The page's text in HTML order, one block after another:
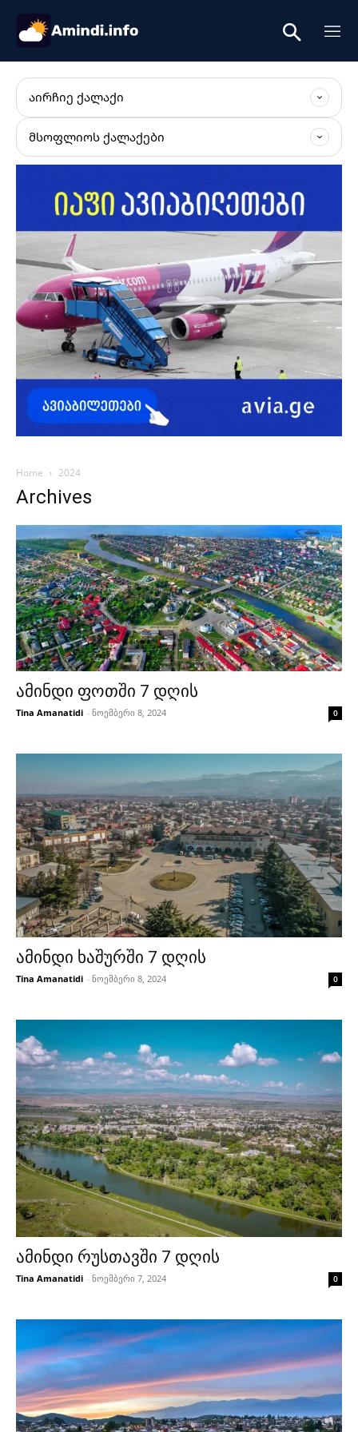
ᲐᲘᲠᲩᲘᲔ ᲥᲐᲚᲐᲥᲘ
ᲛᲡᲝᲤᲚᲘᲝᲡ ᲥᲐᲚᲐᲥᲔᲑᲘ
Home 2024
Archives
ამინდი ფოთში 7 დღის
Tina Amanatidi - ნოემბერი 8, 2024 0
ამინდი ხაშურში 7 დღის
Tina Amanatidi - ნოემბერი 8, 2024 0
ამინდი რუსთავში 7 დღის
Tina Amanatidi - ნოემბერი 7, 2024 0